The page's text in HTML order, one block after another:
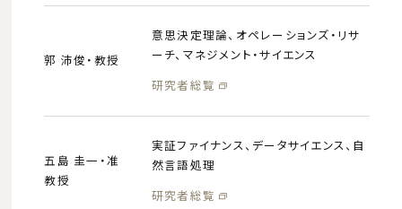
郭 沛俊・教授
意思決定理論、オペレーションズ・リサ
ーチ、マネジメント・サイエンス
研究者総覧
五島 圭一・准
教授
実証ファイナンス、データサイエンス、自
然言語処理
研究者総覧